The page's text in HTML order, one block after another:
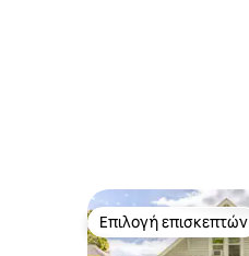
Επιλογή επισκεπτών
Επιλογή επισκεπτών